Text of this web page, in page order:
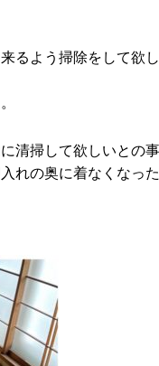
るよう掃除をして欲
清掃して欲しいとの事
れの奥に着なくなっ